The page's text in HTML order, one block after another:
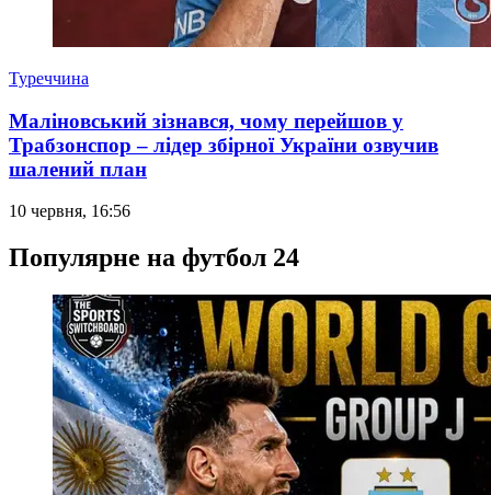
Туреччина
Маліновський зізнався, чому перейшов у
Трабзонспор – лідер збірної України озвучив
шалений план
10 червня, 16:56
Популярне на футбол 24